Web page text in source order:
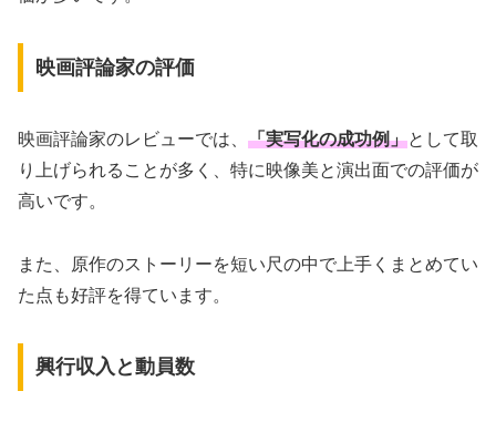
映画評論家の評価
映画評論家のレビューでは、 「実写化の成功例」として取
り上げられることが多く、特に映像美と演出面での評価が
高いです。
また、原作のストーリーを短い尺の中で上手くまとめてい
た点も好評を得ています。
興行収入と動員数